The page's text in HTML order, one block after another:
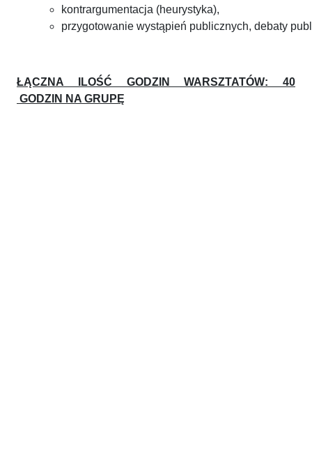
kontrargumentacja (heurystyka),
przygotowanie wystąpień publicznych, debaty
ŁĄCZNA ILOŚĆ GODZIN WARSZTATÓW: 40
GODZIN NA GRUPĘ